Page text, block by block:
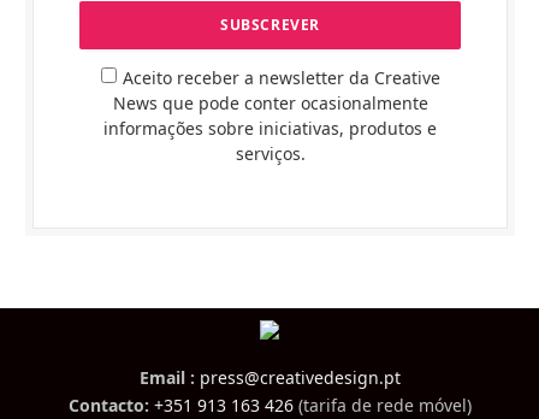
Aceito receber a newsletter da Creative
News que pode conter ocasionalmente
informações sobre iniciativas, produtos e
serviços.
Email : press@creativedesign.pt
Contacto: +351 913 163 426(tarifa de rede móvel)